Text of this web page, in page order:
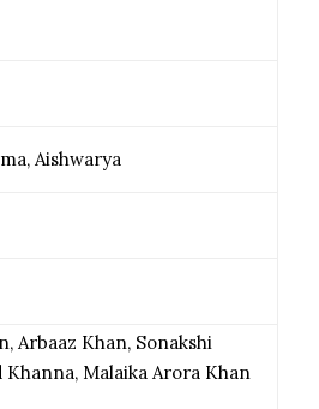
Aishwarya
Arbaaz Khan, Sonakshi
Khanna, Malaika Arora Khan